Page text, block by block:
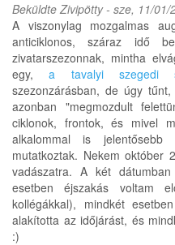
BeküldteZivipötty- sze, 11/01/
A viszonylag mozgalmas
anticiklonos, száraz idő
zivatarszezonnak, mintha
egy,a tavalyi szegedi
szezonzárásban, de úgy
azonban "megmozdult
ciklonok, frontok, és mivel
alkalommal is jelentősebb
mutatkoztak. Nekem október
vadászatra. A két
esetben éjszakás voltam
kollégákkal), mindkét
alakította az időjárást, és
:)